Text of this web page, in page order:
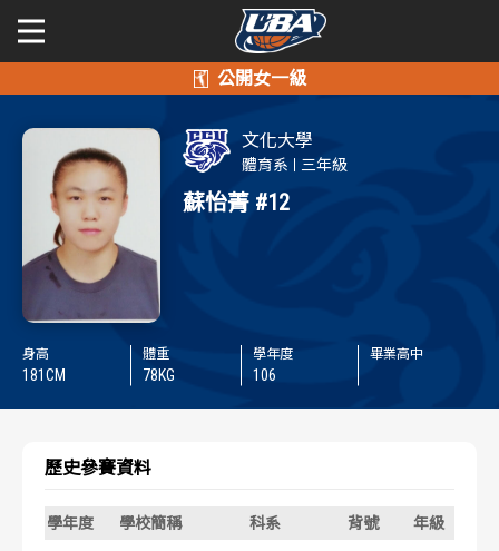
公開男一級
學年度
賽事資訊
賽程表
歷屆冠軍
公開女一級
學年度
賽事資訊
賽程表
歷屆冠軍
二級與一般組
文化大學
體育系 三年級
蘇怡菁 #12
身高
181CM
體重
78KG
學年度
106
畢業高中
歷史參賽資料
學年度 學校簡稱 科系 背號 年級